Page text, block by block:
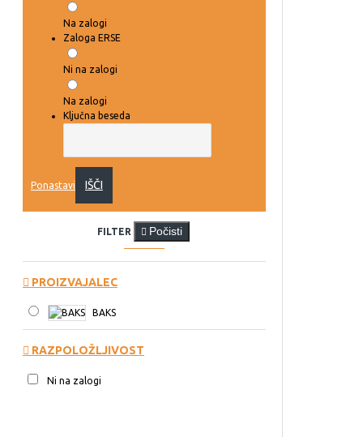
Na zalogi
Zaloga ERSE
Ni na zalogi
Na zalogi
Ključna beseda
Ponastavi IŠČI
FILTER Počisti
PROIZVAJALEC
BAKS
RAZPOLOŽLJIVOST
Ni na zalogi